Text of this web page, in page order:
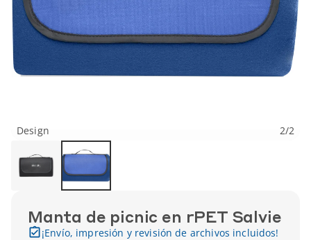
Design 2/2
Manta de picnic en rPET Salvie
¡Envío, impresión y revisión de archivos incluidos!